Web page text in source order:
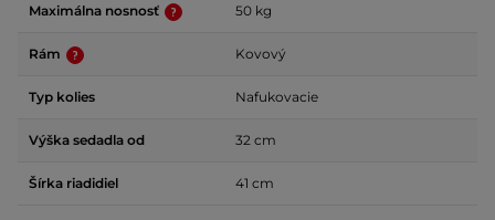
Maximálna nosnosť 50 kg
Rám Kovový
Typ kolies Nafukovacie
Výška sedadla od 32 cm
Šírka riadidiel 41 cm